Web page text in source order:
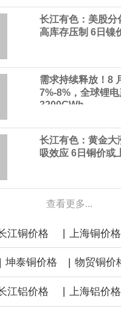
亿元，较上月无变动。其中，H
已发行股份总数为 995,486,178 股
亿元，已发行股份总数为
：熊本摩托车工厂已于周三恢复部
5日，华为WATCH GT 7系列正式发
配备64GB内存，首发室内滑雪、腕
等功能，并支持AI运动解读，售价
7月服务业PMI终值 52.1，预期51.8
汽车公告，2026年7月汽车产品产
长江有色：美股分
高库存压制 6日镍
需求持续释放！8
7%-8%，全球锂
3200GWh
长江有色：黄金大
吸效应 6日铜价或
查看更多...
江铜价格 | 上海铜价格
| 坤泰铜价格 | 物贸铜价
江铝价格 上海铝价格